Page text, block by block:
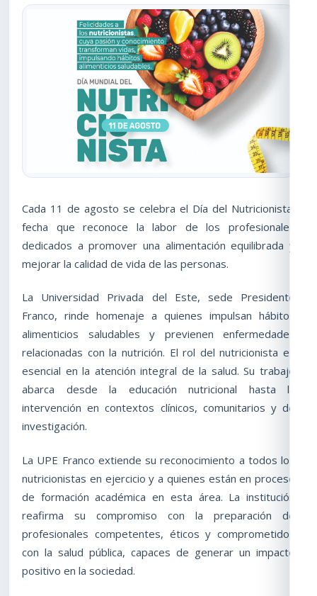
Cada 11 de agosto se celebra el Día del Nutricionista,
fecha que reconoce la labor de los profesionales
dedicados a promover una alimentación equilibrada y
mejorar la calidad de vida de las personas.
La Universidad Privada del Este, sede Presidente
Franco, rinde homenaje a quienes impulsan hábitos
alimenticios saludables y previenen enfermedades
relacionadas con la nutrición. El rol del nutricionista es
esencial en la atención integral de la salud. Su trabajo
abarca desde la educación nutricional hasta la
intervención en contextos clínicos, comunitarios y de
investigación.
La UPE Franco extiende su reconocimiento a todos los
nutricionistas en ejercicio y a quienes están en proceso
de formación académica en esta área. La institución
reafirma su compromiso con la preparación de
profesionales competentes, éticos y comprometidos
con la salud pública, capaces de generar un impacto
positivo en la sociedad.